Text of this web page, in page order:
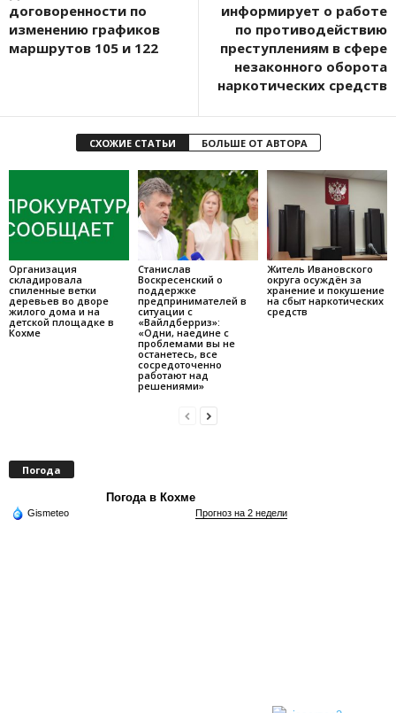
договоренности по
изменению графиков
маршрутов 105 и 122
информирует о работе
по противодействию
преступлениям в сфере
незаконного оборота
наркотических средств
СХОЖИЕ СТАТЬИ БОЛЬШЕ ОТ АВТОРА
Организация
складировала
спиленные ветки
деревьев во дворе
жилого дома и на
детской площадке в
Кохме
Станислав
Воскресенский о
поддержке
предпринимателей в
ситуации с
«Вайлдберриз»:
«Одни, наедине с
проблемами вы не
останетесь, все
сосредоточенно
работают над
решениями»
Житель Ивановского
округа осуждён за
хранение и покушение
на сбыт наркотических
средств
Погода
Погода в Кохме
Gismeteo Прогноз на 2 недели